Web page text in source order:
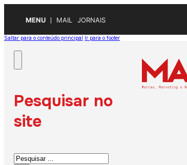
MENU MAIL JORNAIS
Saltar para o conteúdo principal Ir para o footer
Pesquisar no
site
Pesquisar